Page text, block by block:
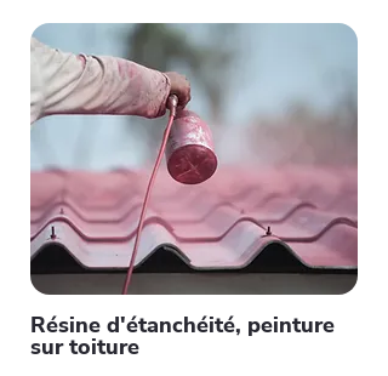
Résine d'étanchéité, peinture
sur toiture